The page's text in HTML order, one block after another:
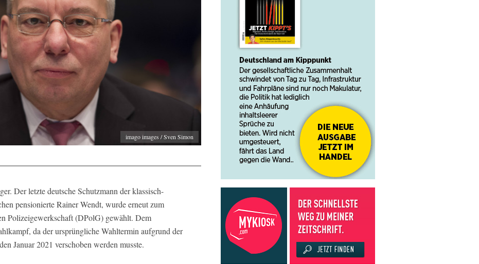
imago images / Sven Simon
Der letzte deutsche Schutzmann der klassisch-
pensionierte Rainer Wendt, wurde erneut zum
Polizeigewerkschaft (DPolG) gewählt. Dem
da der ursprüngliche Wahltermin aufgrund der
Januar 2021 verschoben werden musste.